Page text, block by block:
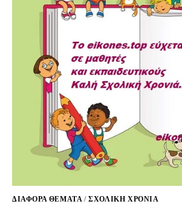
ΔΙΑΦΟΡΑ ΘΕΜΑΤΑ /ΣΧΟΛΙΚΉ ΧΡΟΝΙΆ